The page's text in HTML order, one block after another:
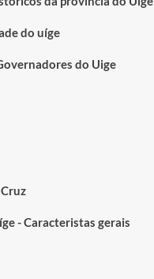
do uíge
do Uige
- Caracteristas gerais